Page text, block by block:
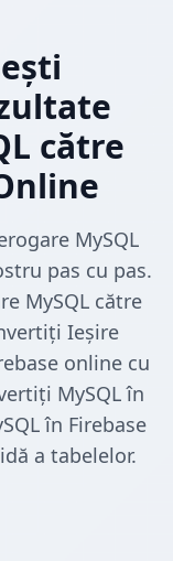
către
MySQL
pas cu pas.
MySQL către
Ieșire
online cu
MySQL în
în Firebase
a tabelelor.